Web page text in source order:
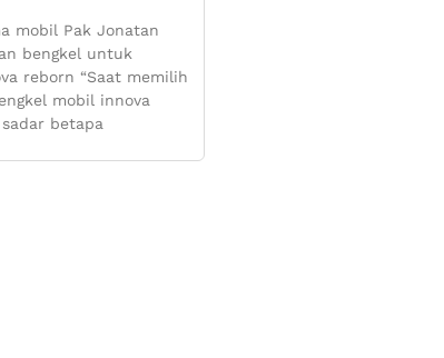
mobil Pak Jonatan
bengkel untuk
reborn “Saat memilih
mobil innova
betapa